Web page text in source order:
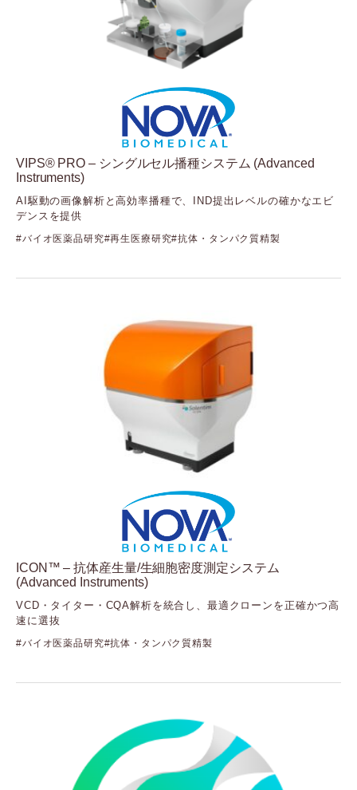
VIPS® PRO – シングルセル播種システム (Advanced
Instruments)
AI駆動の画像解析と高効率播種で、IND提出レベルの確かなエビ
デンスを提供
バイオ医薬品研究 再生医療研究 抗体・タンパク質精製
ICON™ – 抗体産生量/生細胞密度測定システム
(Advanced Instruments)
VCD・タイター・CQA解析を統合し、最適クローンを正確かつ高
速に選抜
バイオ医薬品研究 抗体・タンパク質精製